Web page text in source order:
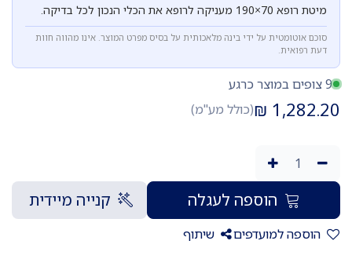
מיטת רופא 70×190 מעניקה לרופא את הכלי הנכון לכל בדיקה.
סוכם אוטומטית על ידי בינה מלאכותית על בסיס מפרט המוצר. אינו מהווה חוות
דעת רפואית.
9 צופים במוצר כרגע
1,282.20
₪(כולל מע"מ)
הוספה לעגלה קנייה מיידית
הוספה למועדפים שיתוף